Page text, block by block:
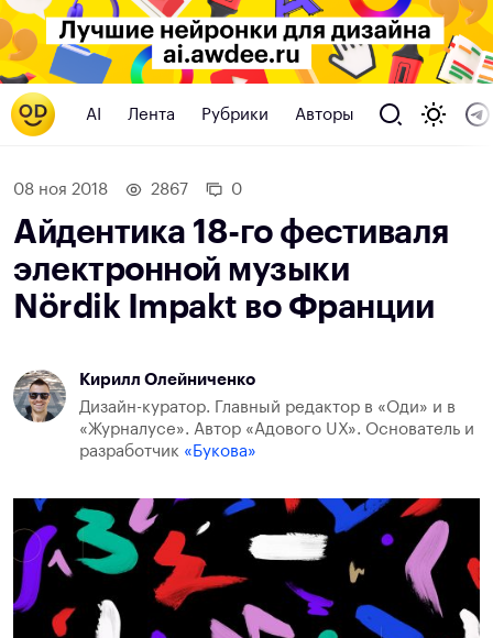
AI Лента Рубрики Авторы
08 ноя 2018 2867 0
Айдентика 18-го фестиваля
электронной музыки
Nördik Impakt во Франции
Кирилл Олейниченко
Дизайн-куратор. Главный редактор в «Оди» и в
«Журналусе». Автор «Адового UX». Основатель и
разработчик «Букова»